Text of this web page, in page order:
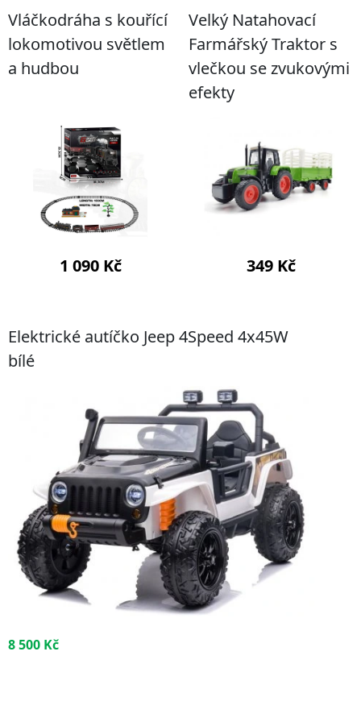
Vláčkodráha s kouřící
lokomotivou světlem
a hudbou
1 090 Kč
Velký Natahovací
Farmářský Traktor s
vlečkou se zvukovými
efekty
349 Kč
Elektrické autíčko Jeep 4Speed 4x45W
bílé
8 500 Kč